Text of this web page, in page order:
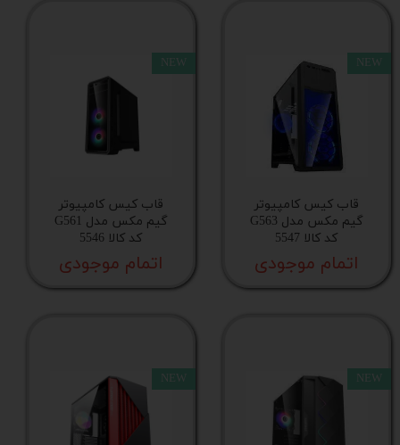
قاب کیس کامپیوتر
گیم مکس مدل G563
کد کالا 5547
اتمام موجودی
NEW
قاب کیس کامپیوتر
گیم مکس مدل G561
کد کالا 5546
اتمام موجودی
NEW
NEW
NEW